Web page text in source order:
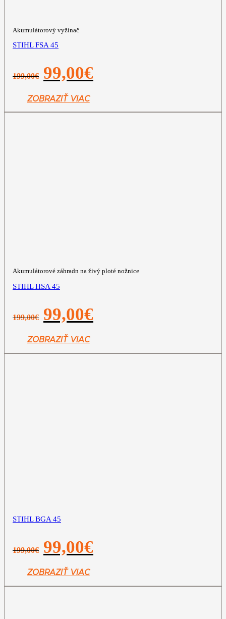
Akumulátorový vyžínač
STIHL FSA 45
199,00€
Pôvodná
cena
199,00€.
99,00€
ZOBRAZIŤ VIAC
Akumulátorové záhradn na živý ploté nožnice
STIHL HSA 45
199,00€
Pôvodná
cena
199,00€.
99,00€
ZOBRAZIŤ VIAC
STIHL BGA 45
199,00€
Pôvodná
cena
199,00€.
99,00€
ZOBRAZIŤ VIAC